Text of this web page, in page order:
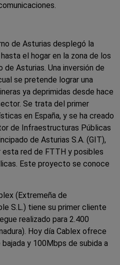
de Asturias desplegó la
el hogar en la zona de los
Asturias. Una inversión de
se pretende lograr una
ya deprimidas desde hace
Se trata del primer
en España, y se ha creado
de Infraestructuras Públicas
de Asturias S.A. (GIT),
red de FTTH y posibles
Este proyecto se conoce
(Extremeña de
S.L.) tiene su primer cliente
realizado para 2.400
Hoy día Cablex ofrece
y 100Mbps de subida a